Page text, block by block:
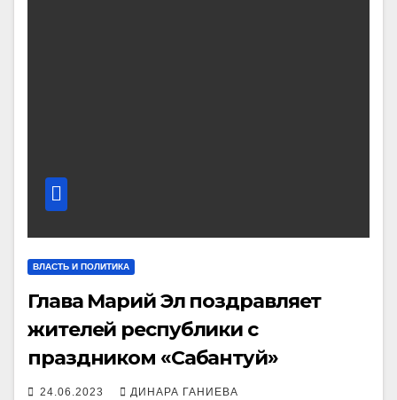
ВЛАСТЬ И ПОЛИТИКА
Глава Марий Эл поздравляет
жителей республики с
праздником «Сабантуй»
24.06.2023 ДИНАРА ГАНИЕВА